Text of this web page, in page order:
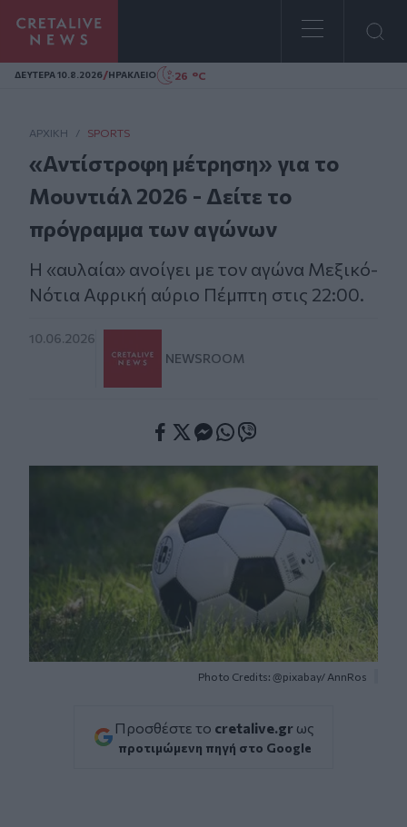
Homepage
ΔΕΥΤΕΡΑ 10.8.2026/ΗΡΑΚΛΕΙΟ 26 °C
ΑΡΧΙΚΗ / SPORTS
«Αντίστροφη μέτρηση» για το
Μουντιάλ 2026 - Δείτε το
πρόγραμμα των αγώνων
Η «αυλαία» ανοίγει με τον αγώνα Μεξικό-
Νότια Αφρική αύριο Πέμπτη στις 22:00.
10.06.2026
NEWSROOM
Photo Credits: @pixabay/ AnnRos
Προσθέστε το cretalive.gr ως
προτιμώμενη πηγή στο Google